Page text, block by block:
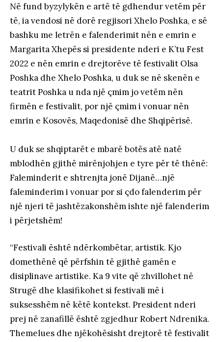
Në fund byzylykën e artë të gdhendur vetëm për
të, ia vendosi në dorë regjisori Xhelo Poshka, e së
bashku me letrën e falenderimit nën e emrin e
Margarita Xhepës si presidente nderi e K’tu Fest
2022 e nën emrin e drejtorëve të festivalit Olsa
Poshka dhe Xhelo Poshka, u duk se në skenën e
teatrit Poshka u nda një çmim jo vetëm nën
firmën e festivalit, por një çmim i vonuar nën
emrin e Kosovës, Maqedonisë dhe Shqipërisë.
U duk se shqiptarët e mbarë botës atë natë
mblodhën gjithë mirënjohjen e tyre për të thënë:
Faleminderit e shtrenjta jonë Dijanë…një
faleminderim i vonuar por si çdo falenderim për
një njeri të jashtëzakonshëm ishte një falenderim
i përjetshëm!
“Festivali është ndërkombëtar, artistik. Kjo
domethënë që përfshin të gjithë gamën e
disiplinave artistike. Ka 9 vite që zhvillohet në
Strugë dhe klasifikohet si festivali më i
suksesshëm në këtë kontekst. President nderi
prej në zanafillë është zgjedhur Robert Ndrenika.
Themelues dhe njëkohësisht drejtorë të festivalit